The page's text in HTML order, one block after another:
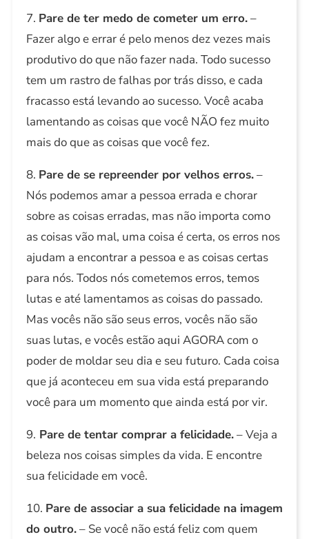
7. Pare de ter medo de cometer um erro.–
Fazer algo e errar é pelo menos dez vezes mais
produtivo do que não fazer nada. Todo sucesso
tem um rastro de falhas por trás disso, e cada
fracasso está levando ao sucesso. Você acaba
lamentando as coisas que você NÃO fez muito
mais do que as coisas que você fez.
8. Pare de se repreender por velhos erros.–
Nós podemos amar a pessoa errada e chorar
sobre as coisas erradas, mas não importa como
as coisas vão mal, uma coisa é certa, os erros nos
ajudam a encontrar a pessoa e as coisas certas
para nós. Todos nós cometemos erros, temos
lutas e até lamentamos as coisas do passado.
Mas vocês não são seus erros, vocês não são
suas lutas, e vocês estão aqui AGORA com o
poder de moldar seu dia e seu futuro. Cada coisa
que já aconteceu em sua vida está preparando
você para um momento que ainda está por vir.
9. Pare de tentar comprar a felicidade.– Veja a
beleza nos coisas simples da vida. E encontre
sua felicidade em você.
10. Pare de associar a sua felicidade na imagem
do outro.– Se você não está feliz com quem